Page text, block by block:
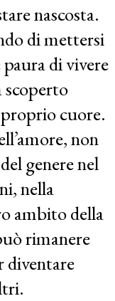
nascosta.
di mettersi
di vivere
scoperto
cuore.
non
genere nel
nella
ambito della
rimanere
diventare